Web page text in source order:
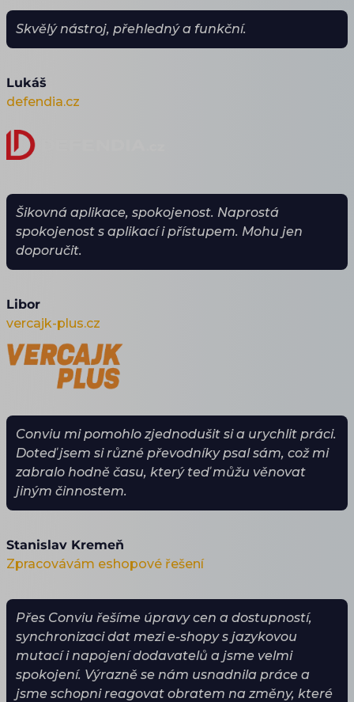
Skvělý nástroj, přehledný a funkční.
Lukáš
defendia.cz
Šikovná aplikace, spokojenost. Naprostá
spokojenost s aplikací i přístupem. Mohu jen
doporučit.
Libor
vercajk-plus.cz
Conviu mi pomohlo zjednodušit si a urychlit práci.
Doteď jsem si různé převodníky psal sám, což mi
zabralo hodně času, který teď můžu věnovat
jiným činnostem.
Stanislav Kremeň
Zpracovávám eshopové řešení
Přes Conviu řešíme úpravy cen a dostupností,
synchronizaci dat mezi e-shopy s jazykovou
mutací i napojení dodavatelů a jsme velmi
spokojení. Výrazně se nám usnadnila práce a
jsme schopni reagovat obratem na změny, které